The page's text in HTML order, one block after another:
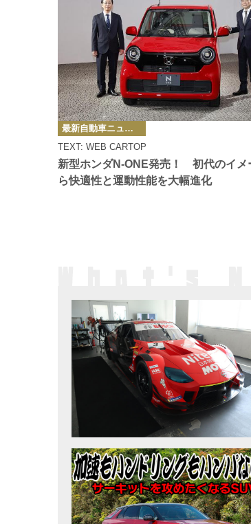
新型ホンダN-ONE発売！ 初代のイメ
ら快適性と運動性能を大幅進化
TEXT: WEB CARTOP
カ
テ
ゴ
リ
ー
最新自動車ニュース